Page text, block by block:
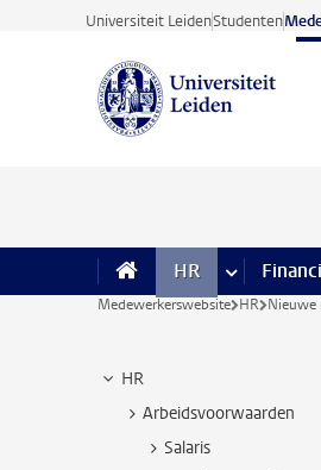
Ga direct naar de inhoud
Universiteit LeidenStudenten
HR meer HR
Medewerkerswebsite HR Nieuwe
HR
Arbeidsvoorwaarden
Salaris